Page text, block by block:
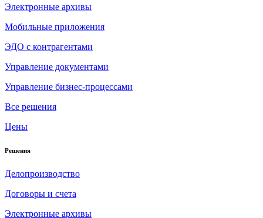
Электронные архивы
Мобильные приложения
ЭДО с контрагентами
Управление документами
Управление бизнес-процессами
Все решения
Цены
Решения
Делопроизводство
Договоры и счета
Электронные архивы